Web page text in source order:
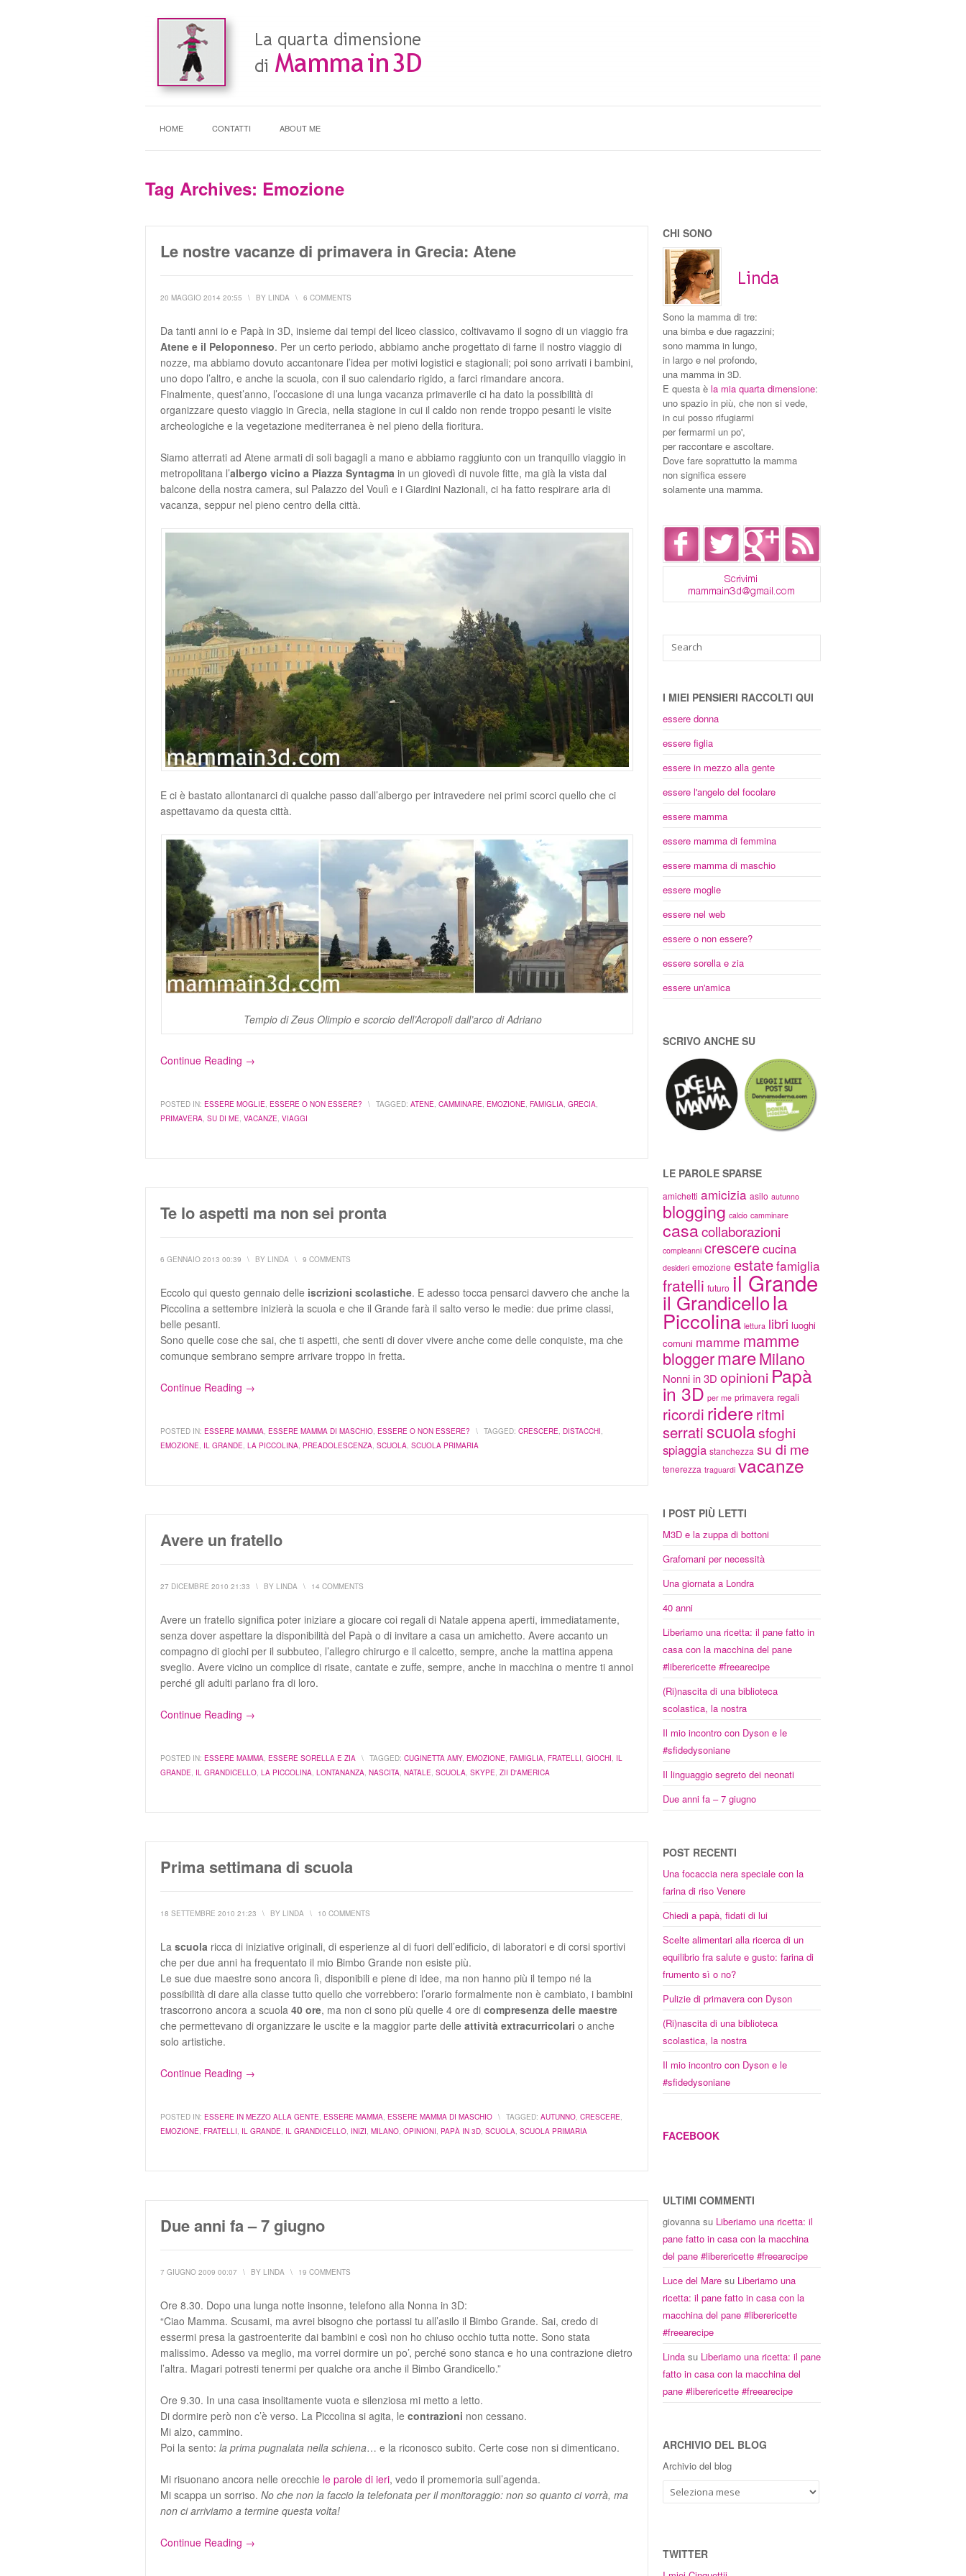
HOME CONTATTI ABOUT ME
Tag Archives: Emozione
Le nostre vacanze di primavera in Grecia: Atene
20 MAGGIO 2014 20:55 \ BY LINDA \ 6 COMMENTS
Da tanti anni io e Papà in 3D, insieme dai tempi del liceo classico, coltivavamo il sogno di un viaggio fra
Atene e il Peloponneso. Per un certo periodo, abbiamo anche progettato di farne il nostro viaggio di
nozze, ma abbiamo dovuto accantonare l’idea per motivi logistici e stagionali; poi sono arrivati i bambini,
uno dopo l’altro, e anche la scuola, con il suo calendario rigido, a farci rimandare ancora.
Finalmente, quest’anno, l’occasione di una lunga vacanza primaverile ci ha dato la possibilità di
organizzare questo viaggio in Grecia, nella stagione in cui il caldo non rende troppo pesanti le visite
archeologiche e la vegetazione mediterranea è nel pieno della fioritura.
Siamo atterrati ad Atene armati di soli bagagli a mano e abbiamo raggiunto con un tranquillo viaggio in
metropolitana l’albergo vicino a Piazza Syntagma in un giovedì di nuvole fitte, ma già la vista dal
balcone della nostra camera, sul Palazzo del Voulì e i Giardini Nazionali, ci ha fatto respirare aria di
vacanza, seppur nel pieno centro della città.
E ci è bastato allontanarci di qualche passo dall’albergo per intravedere nei primi scorci quello che ci
aspettavamo da questa città.
Tempio di Zeus Olimpio e scorcio dell’Acropoli dall’arco di Adriano
Continue Reading →
POSTED IN: ESSERE MOGLIE, ESSERE O NON ESSERE? \ TAGGED: ATENE, CAMMINARE, EMOZIONE, FAMIGLIA, GRECIA,
PRIMAVERA, SU DI ME, VACANZE, VIAGGI
Te lo aspetti ma non sei pronta
6 GENNAIO 2013 00:39 \ BY LINDA \ 9 COMMENTS
Eccolo qui questo gennaio delle iscrizioni scolastiche. E adesso tocca pensarci davvero che anche la
Piccolina a settembre inizierà la scuola e che il Grande farà il salto verso le medie: due prime classi,
belle pesanti.
Sono quelle cose che sai, che ti aspetti, che senti di dover vivere anche come delle conquiste, ma che
comunque sembrano sempre arrivare troppo in fretta.
Continue Reading →
POSTED IN: ESSERE MAMMA, ESSERE MAMMA DI MASCHIO, ESSERE O NON ESSERE? \ TAGGED: CRESCERE, DISTACCHI,
EMOZIONE, IL GRANDE, LA PICCOLINA, PREADOLESCENZA, SCUOLA, SCUOLA PRIMARIA
Avere un fratello
27 DICEMBRE 2010 21:33 \ BY LINDA \ 14 COMMENTS
Avere un fratello significa poter iniziare a giocare coi regali di Natale appena aperti, immediatamente,
senza dover aspettare la disponibilità del Papà o di invitare a casa un amichetto. Avere accanto un
compagno di giochi per il subbuteo, l’allegro chirurgo e il calcetto, sempre, anche la mattina appena
sveglio. Avere vicino un complice di risate, cantate e zuffe, sempre, anche in macchina o mentre ti annoi
perché gli adulti parlano fra di loro.
Continue Reading →
POSTED IN: ESSERE MAMMA, ESSERE SORELLA E ZIA \ TAGGED: CUGINETTA AMY, EMOZIONE, FAMIGLIA, FRATELLI, GIOCHI, IL
GRANDE, IL GRANDICELLO, LA PICCOLINA, LONTANANZA, NASCITA, NATALE, SCUOLA, SKYPE, ZII D'AMERICA
Prima settimana di scuola
18 SETTEMBRE 2010 21:23 \ BY LINDA \ 10 COMMENTS
La scuola ricca di iniziative originali, di esperienze al di fuori dell’edificio, di laboratori e di corsi sportivi
che per due anni ha frequentato il mio Bimbo Grande non esiste più.
Le sue due maestre sono ancora lì, disponibili e piene di idee, ma non hanno più il tempo né la
possibilità di dare alla classe tutto quello che vorrebbero: l’orario formalmente non è cambiato, i bambini
trascorrono ancora a scuola 40 ore, ma non ci sono più quelle 4 ore di compresenza delle maestre
che permettevano di organizzare le uscite e la maggior parte delle attività extracurricolari o anche
solo artistiche.
Continue Reading →
POSTED IN: ESSERE IN MEZZO ALLA GENTE, ESSERE MAMMA, ESSERE MAMMA DI MASCHIO \ TAGGED: AUTUNNO, CRESCERE,
EMOZIONE, FRATELLI, IL GRANDE, IL GRANDICELLO, INIZI, MILANO, OPINIONI, PAPÀ IN 3D, SCUOLA, SCUOLA PRIMARIA
Due anni fa – 7 giugno
7 GIUGNO 2009 00:07 \ BY LINDA \ 19 COMMENTS
Ore 8.30. Dopo una lunga notte insonne, telefono alla Nonna in 3D:
“Ciao Mamma. Scusami, ma avrei bisogno che portassi tu all’asilo il Bimbo Grande. Sai, credo di
essermi presa la gastroenterite dai bambini e così non ho chiuso occhio tutta notte. Sono stata
malissimo. Adesso va meglio, ma vorrei dormire un po’, perché sono stanca e ho una contrazione dietro
l’altra. Magari potresti tenermi per qualche ora anche il Bimbo Grandicello.”
Ore 9.30. In una casa insolitamente vuota e silenziosa mi metto a letto.
Di dormire però non c’è verso. La Piccolina si agita, le contrazioni non cessano.
Mi alzo, cammino.
Poi la sento: la prima pugnalata nella schiena… e la riconosco subito. Certe cose non si dimenticano.
Mi risuonano ancora nelle orecchie le parole di ieri, vedo il promemoria sull’agenda.
Mi scappa un sorriso. No che non la faccio la telefonata per il monitoraggio: non so quanto ci vorrà, ma
non ci arriviamo a termine questa volta!
Continue Reading →
CHI SONO
Sono la mamma di tre:
una bimba e due ragazzini;
sono mamma in lungo,
in largo e nel profondo,
una mamma in 3D.
E questa è la mia quarta dimensione:
uno spazio in più, che non si vede,
in cui posso rifugiarmi
per fermarmi un po',
per raccontare e ascoltare.
Dove fare soprattutto la mamma
non significa essere
solamente una mamma.
I MIEI PENSIERI RACCOLTI QUI
essere donna
essere figlia
essere in mezzo alla gente
essere l'angelo del focolare
essere mamma
essere mamma di femmina
essere mamma di maschio
essere moglie
essere nel web
essere o non essere?
essere sorella e zia
essere un'amica
SCRIVO ANCHE SU
LE PAROLE SPARSE
amichetti amicizia asilo autunno
blogging calcio camminare
casacollaborazioni
compleanni crescere cucina
desideri emozione estatefamiglia
fratelli futuro il Grande
il Grandicellola
Piccolina lettura libri luoghi
comuni mamme mamme
bloggermareMilano
Nonni in 3D opinioni Papà
in 3D per me primavera regali
ricordi ridere ritmi
serrati scuolasfoghi
spiaggia stanchezza su di me
tenerezza traguardi vacanze
I POST PIÙ LETTI
M3D e la zuppa di bottoni
Grafomani per necessità
Una giornata a Londra
40 anni
Liberiamo una ricetta: il pane fatto in
casa con la macchina del pane
#liberericette #freearecipe
(Ri)nascita di una biblioteca
scolastica, la nostra
Il mio incontro con Dyson e le
#sfidedysoniane
Il linguaggio segreto dei neonati
Due anni fa – 7 giugno
POST RECENTI
Una focaccia nera speciale con la
farina di riso Venere
Chiedi a papà, fidati di lui
Scelte alimentari alla ricerca di un
equilibrio fra salute e gusto: farina di
frumento sì o no?
Pulizie di primavera con Dyson
(Ri)nascita di una biblioteca
scolastica, la nostra
Il mio incontro con Dyson e le
#sfidedysoniane
FACEBOOK
ULTIMI COMMENTI
giovanna su Liberiamo una ricetta: il
pane fatto in casa con la macchina
del pane #liberericette #freearecipe
Luce del Mare su Liberiamo una
ricetta: il pane fatto in casa con la
macchina del pane #liberericette
#freearecipe
Linda su Liberiamo una ricetta: il pane
fatto in casa con la macchina del
pane #liberericette #freearecipe
ARCHIVIO DEL BLOG
Archivio del blog
TWITTER